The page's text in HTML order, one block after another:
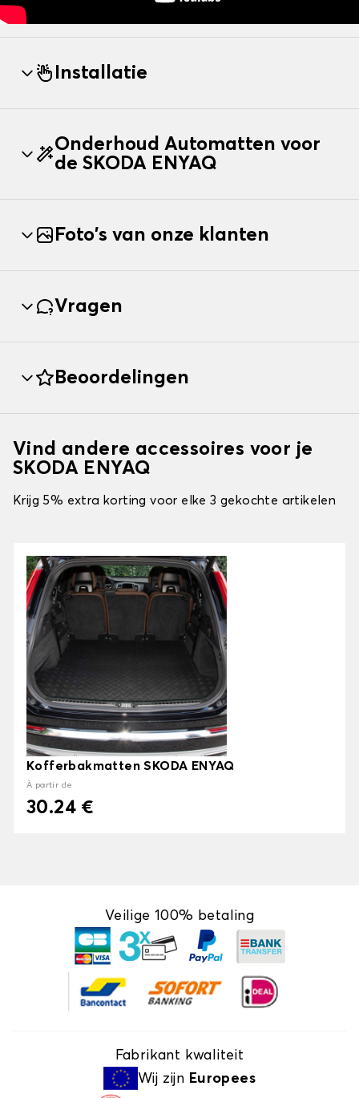
Installatie
Onderhoud Automatten voor
de SKODA ENYAQ
Foto's van onze klanten
Vragen
Beoordelingen
Vind andere accessoires voor je
SKODA ENYAQ
Krijg 5% extra korting voor elke 3 gekochte artikelen
Kofferbakmatten SKODA ENYAQ
À partir de
30.24 €
Veilige 100% betaling
Fabrikant kwaliteit
Wij zijn Europees